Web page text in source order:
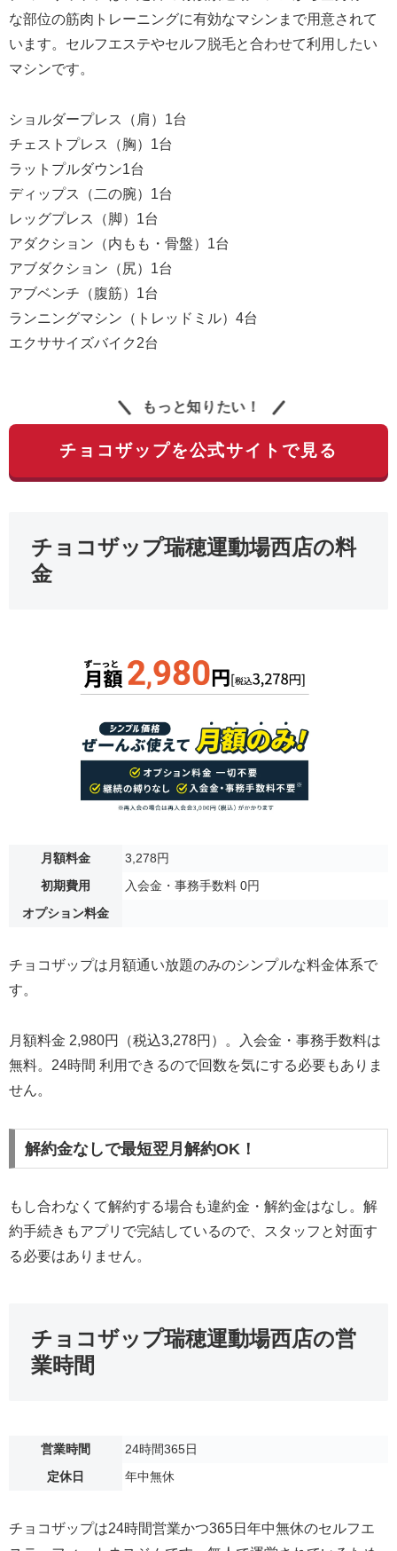
な部位の筋肉トレーニングに有効なマシンまで用意されて
います。セルフエステやセルフ脱毛と合わせて利用したい
マシンです。
ショルダープレス（肩）1台
チェストプレス（胸）1台
ラットプルダウン1台
ディップス（二の腕）1台
レッグプレス（脚）1台
アダクション（内もも・骨盤）1台
アブダクション（尻）1台
アブベンチ（腹筋）1台
ランニングマシン（トレッドミル）4台
エクササイズバイク2台
もっと知りたい！
チョコザップを公式サイトで見る
チョコザップ瑞穂運動場西店の料
金
月額料金
3,278円
初期費用
入会金・事務手数料 0円
オプション料金
チョコザップは月額通い放題のみのシンプルな料金体系で
す。
月額料金 2,980円（税込3,278円）。入会金・事務手数料は
無料。24時間 利用できるので回数を気にする必要もありま
せん。
解約金なしで最短翌月解約OK！
もし合わなくて解約する場合も違約金・解約金はなし。解
約手続きもアプリで完結しているので、スタッフと対面す
る必要はありません。
チョコザップ瑞穂運動場西店の営
業時間
営業時間
24時間365日
定休日
年中無休
チョコザップは24時間営業かつ365日年中無休のセルフエ